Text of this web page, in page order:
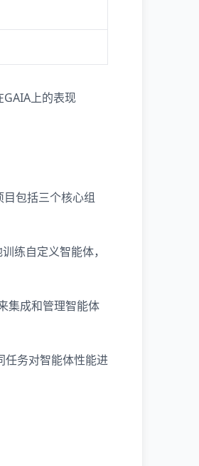
上的表现
包括三个核心组
练自定义智能体，
集成和管理智能体
任务对智能体性能进